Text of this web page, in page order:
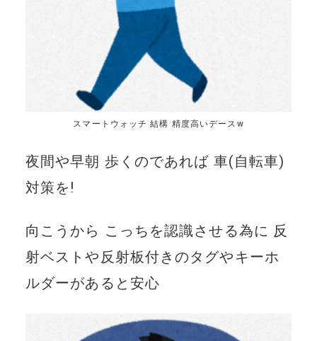
スマートウォッチ 結構 精度高いデースw
夜間や早朝 歩くのであれば 車(自転車)
対策を!
向こうから こっちを認識させる為に 反
射ベストや反射板付きのタグやキーホ
ルダーがあると安心